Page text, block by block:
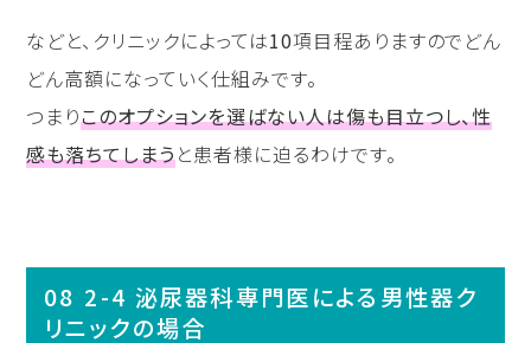
などと、クリニックによっては10項目程ありますのでどん
どん高額になっていく仕組みです。
つまりこのオプションを選ばない人は傷も目立つし、性
感も落ちてしまうと患者様に迫るわけです。
2-4 泌尿器科専門医による男性器ク
リニックの場合